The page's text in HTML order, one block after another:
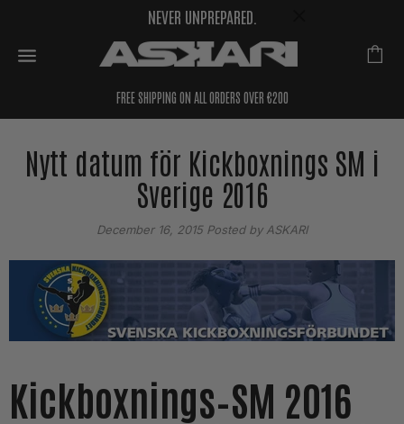
NEVER UNPREPARED.
FREE SHIPPING ON ALL ORDERS OVER €200
Nytt datum för Kickboxnings SM i
Sverige 2016
December 16, 2015 Posted by ASKARI
Kickboxnings–SM 2016